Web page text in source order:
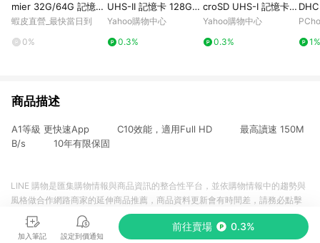
mier 32G/64G 記憶卡
(附轉卡) micro SD A1
蝦皮直營_最快當日到
0%
UHS-II 記憶卡 128GB
(公司貨)
Yahoo購物中心
0.3%
croSD UHS-I 記憶卡 1
TB(公司貨)
Yahoo購物中心
0.3%
憶卡
1%
商品描述
A1等級 更快速App C10效能，適用Full HD 最高讀速 150M
B/s 10年有限保固
加入筆記 設定到價通知
前往賣場 0.3%
LINE 購物是匯集購物情報與商品資訊的整合性平台，並依購物情報中的趨勢與
風格做合作網路商家的延伸商品推薦，商品資料更新會有時間差，請務必點擊
商品至各合作網路商家，確認現售價與購物條件，一切資訊以合作廠商網頁為
準。